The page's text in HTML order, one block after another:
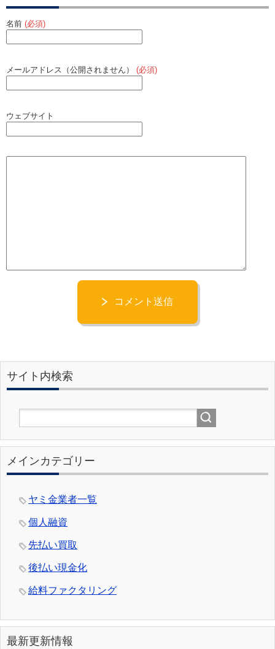
名前 (必須)
メールアドレス（公開されません） (必須)
ウェブサイト
コメント送信
サイト内検索
メインカテゴリー
ヤミ金業者一覧
個人融資
先払い買取
後払い現金化
給料ファクタリング
最新更新情報